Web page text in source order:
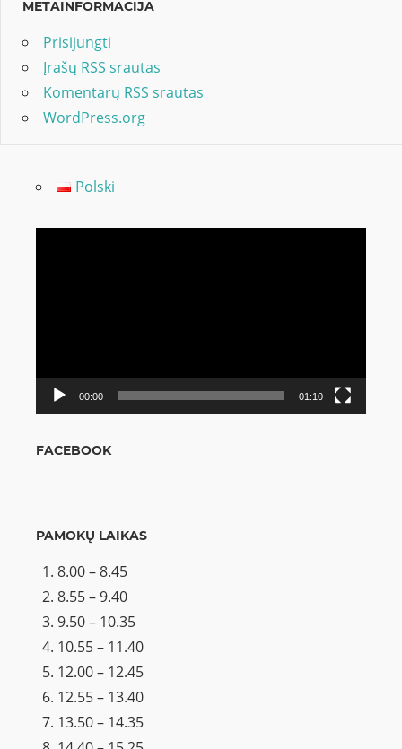
METAINFORMACIJA
Prisijungti
Įrašų RSS srautas
Komentarų RSS srautas
WordPress.org
Polski
00:00 01:10
FACEBOOK
PAMOKŲ LAIKAS
8.00 – 8.45
8.55 – 9.40
9.50 – 10.35
10.55 – 11.40
12.00 – 12.45
12.55 – 13.40
13.50 – 14.35